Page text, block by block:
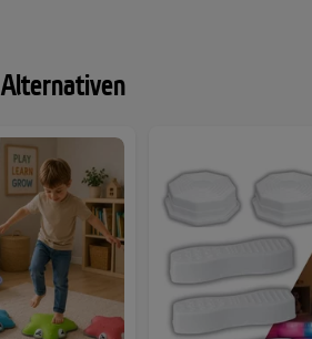
Alternativen